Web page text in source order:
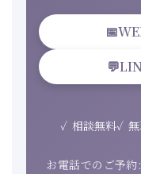
📅
💬
相談無料
お電話でのご予約: